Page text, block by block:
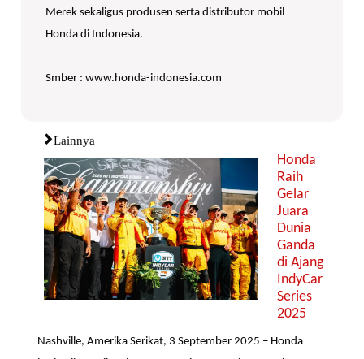
Merek sekaligus produsen serta distributor mobil
Honda di Indonesia.
Smber : www.honda-indonesia.com
Lainnya
Honda
Raih
Gelar
Juara
Dunia
Ganda
di Ajang
IndyCar
Series
2025
Nashville, Amerika Serikat, 3 September 2025 – Honda